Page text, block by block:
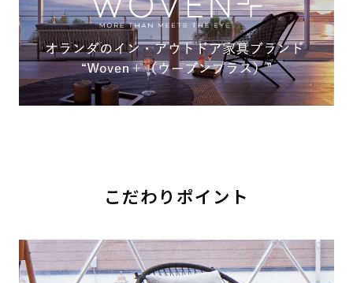
こだわりポイント